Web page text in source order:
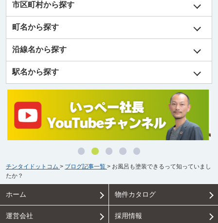
市区町村から探す
町名から探す
沿線名から探す
駅名から探す
チンタイドットコム > ブログ記事一覧 > お風呂も塗装できるって知っていまし
たか？
ホーム 物件カタログ
運営会社 採用情報